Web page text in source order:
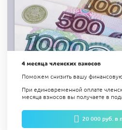
4 месяца членских взносов
Поможем снизить вашу финансовую
При единовременной оплате
месяца взносов вы получаете в
20 000 руб. в